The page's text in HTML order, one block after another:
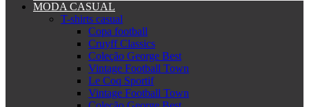
MODA CASUAL
T-shirts casual
Copa football
Cruyff Classics
Coleção George Best
Vintage Football Town
Le Coq Sportif
Vintage Football Town